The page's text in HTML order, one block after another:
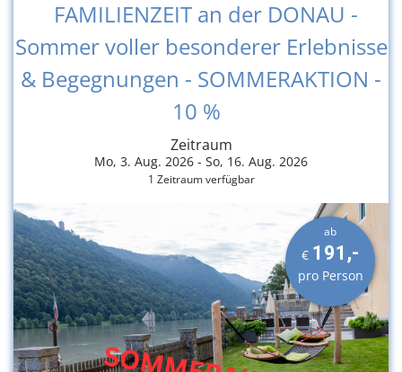
FAMILIENZEIT an der DONAU -
Sommer voller besonderer Erlebnisse
& Begegnungen - SOMMERAKTION -
10 %
Zeitraum
Mo, 3. Aug. 2026 - So, 16. Aug. 2026
1 Zeitraum verfügbar
ab
€ 191,-
pro Person